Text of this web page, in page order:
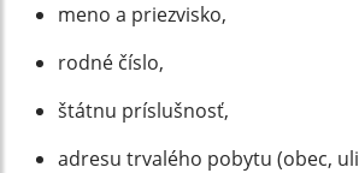
meno a priezvisko,
rodné číslo,
štátnu príslušnosť,
adresu trvalého pobytu (obec,